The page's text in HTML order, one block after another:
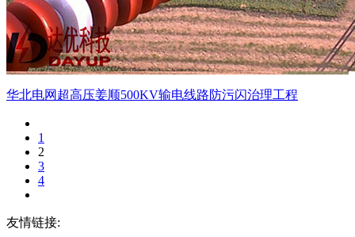
华北电网超高压姜顺500KV输电线路防污闪治理工程
1
2
3
4
友情链接: